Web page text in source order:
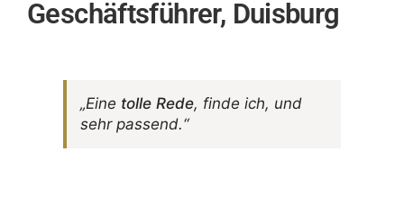
Geschäftsführer, Duisburg
„Eine tolle Rede, finde ich, und
sehr passend.“